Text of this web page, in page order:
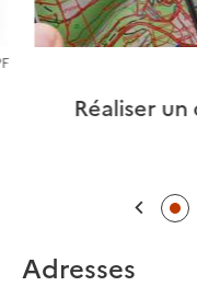
Réaliser
Adresses